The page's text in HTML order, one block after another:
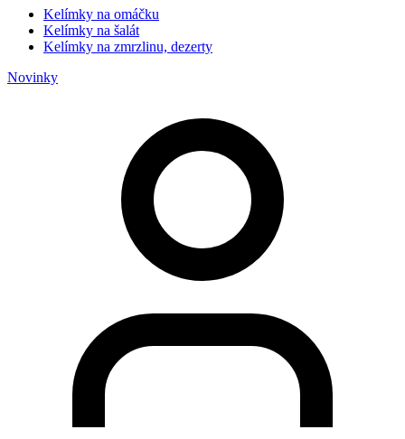
Kelímky na omáčku
Kelímky na šalát
Kelímky na zmrzlinu, dezerty
Novinky